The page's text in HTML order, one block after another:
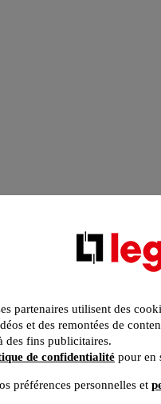
partenaires utilisent des
et des remontées de
des fins publicitaires.
de confidentialité pour en
préférences personnelles et